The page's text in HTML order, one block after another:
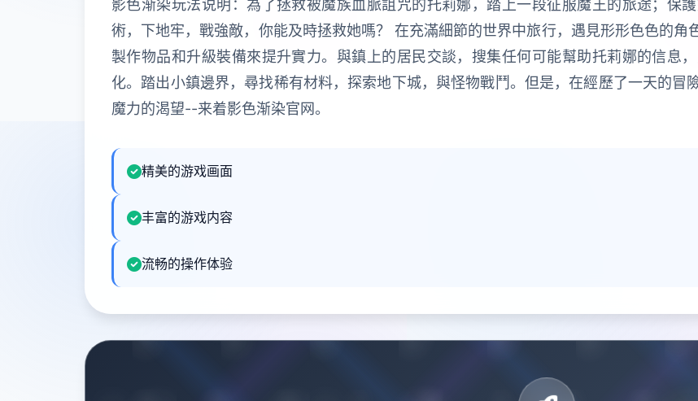
影色渐染玩法说明：為了拯救被魔族血脈詛咒的托莉娜，踏上一段征服魔王的旅途；保
術，下地牢，戰強敵，你能及時拯救她嗎？ 在充滿細節的世界中旅行，遇見形形色色的角
製作物品和升級裝備來提升實力。與鎮上的居民交談，搜集任何可能幫助托莉娜的信息
化。踏出小鎮邊界，尋找稀有材料，探索地下城，與怪物戰鬥。但是，在經歷了一天的冒
魔力的渴望--来着影色渐染官网。
精美的游戏画面
丰富的游戏内容
流畅的操作体验